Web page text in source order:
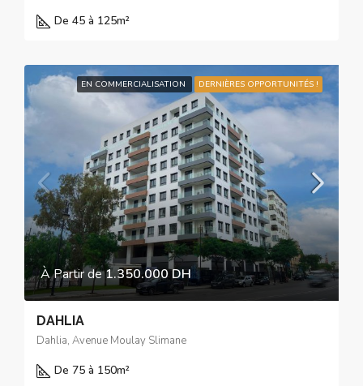
De 45 à 125m²
EN COMMERCIALISATION DERNIÈRES OPPORTUNITÉS !
À Partir de1.350.000 DH
DAHLIA
Dahlia, Avenue Moulay Slimane
De 75 à 150m²